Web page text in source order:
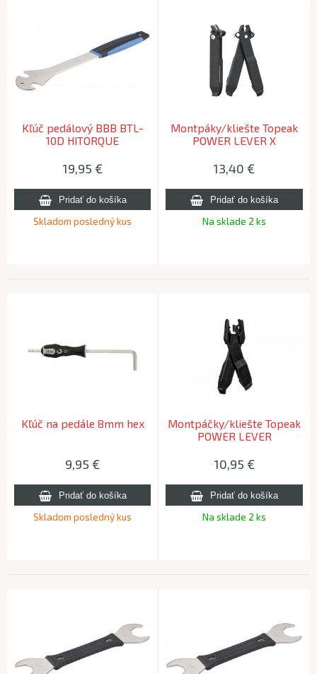
Kľúč pedálový BBB BTL-
10D HITORQUE
19,95 €
Skladom posledný kus
Montpáky/kliešte Topeak
POWER LEVER X
13,40 €
Na sklade 2 ks
Kľúč na pedále 8mm hex
9,95 €
Skladom posledný kus
Montpáčky/kliešte Topeak
POWER LEVER
10,95 €
Na sklade 2 ks